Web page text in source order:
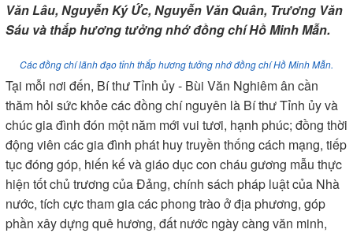
Văn Lâu, Nguyễn Ký Ức, Nguyễn Văn Quân, Trương Văn
Sáu và thắp hương tưởng nhớ đồng chí Hồ Minh Mẫn.
Các đồng chí lãnh đạo tỉnh thắp hương tưởng nhớ đồng chí Hồ Minh Mẫn.
Tại mỗi nơi đến, Bí thư Tỉnh ủy - Bùi Văn Nghiêm ân cần
thăm hỏi sức khỏe các đồng chí nguyên là Bí thư Tỉnh ủy và
chúc gia đình đón một năm mới vui tươi, hạnh phúc; đồng thời
động viên các gia đình phát huy truyền thống cách mạng, tiếp
tục đóng góp, hiến kế và giáo dục con cháu gương mẫu thực
hiện tốt chủ trương của Đảng, chính sách pháp luật của Nhà
nước, tích cực tham gia các phong trào ở địa phương, góp
phần xây dựng quê hương, đất nước ngày càng văn minh,